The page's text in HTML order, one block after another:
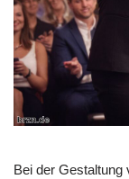
Bei der Gestaltung